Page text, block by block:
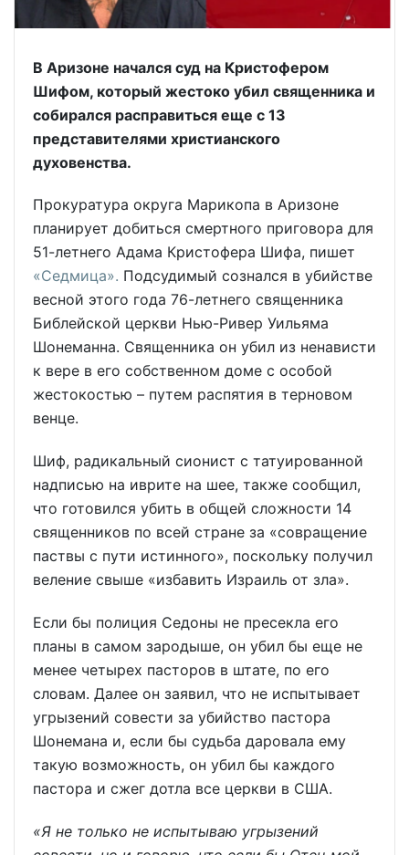
В Аризоне начался суд на Кристофером
Шифом, который жестоко убил священника и
собирался расправиться еще с 13
представителями христианского
духовенства.
Прокуратура округа Марикопа в Аризоне
планирует добиться смертного приговора для
51-летнего Адама Кристофера Шифа, пишет
«Седмица». Подсудимый сознался в убийстве
весной этого года 76-летнего священника
Библейской церкви Нью-Ривер Уильяма
Шонеманна. Священника он убил из ненависти
к вере в его собственном доме с особой
жестокостью – путем распятия в терновом
венце.
Шиф, радикальный сионист с татуированной
надписью на иврите на шее, также сообщил,
что готовился убить в общей сложности 14
священников по всей стране за «совращение
паствы с пути истинного», поскольку получил
веление свыше «избавить Израиль от зла».
Если бы полиция Седоны не пресекла его
планы в самом зародыше, он убил бы еще не
менее четырех пасторов в штате, по его
словам. Далее он заявил, что не испытывает
угрызений совести за убийство пастора
Шонемана и, если бы судьба даровала ему
такую возможность, он убил бы каждого
пастора и сжег дотла все церкви в США.
«Я не только не испытываю угрызений